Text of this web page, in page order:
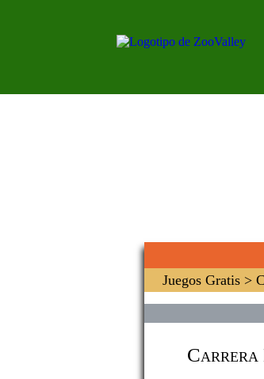
Juegos Gratis >
Carrera